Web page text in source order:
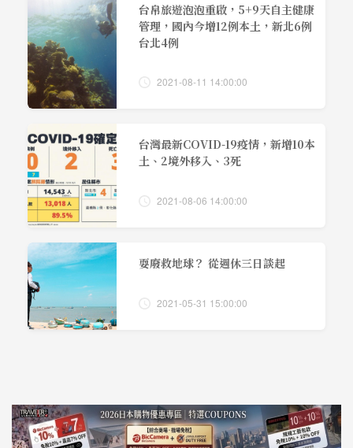
台帛旅遊泡泡重啟，5+9天自主健康
管理，國內今增12例本土，新北6例
台北4例
2021-08-11 14:00:00
台灣最新COVID-19疫情，新增10本
土、2境外移入、3死
2021-08-06 14:00:00
耍廢救地球？ 從週休三日談起
2021-05-31 15:00:00